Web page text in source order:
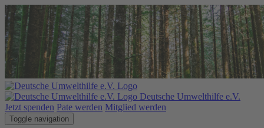
Deutsche Umwelthilfe e.V.
Jetzt spenden Pate werden Mitglied werden
Toggle navigation